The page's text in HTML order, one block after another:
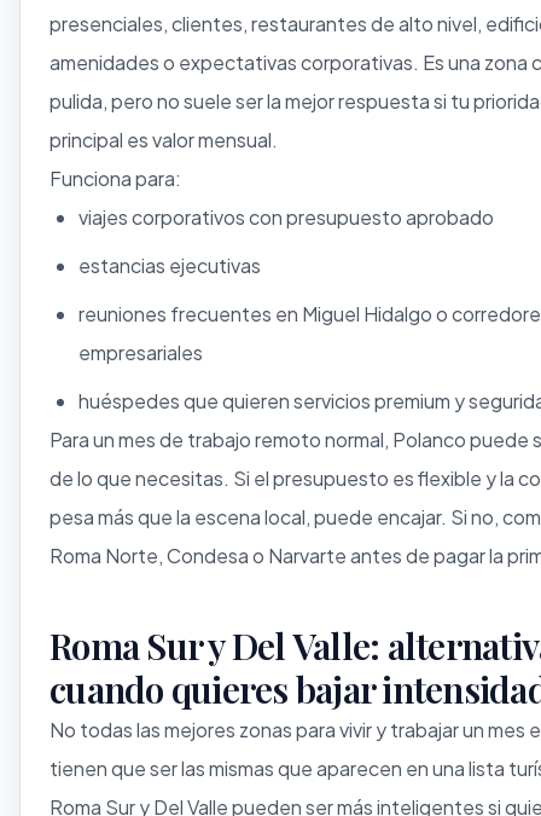
presenciales, clientes, restaurantes de alto nivel,
amenidades o expectativas corporativas. Es una zona
pulida, pero no suele ser la mejor respuesta si tu
principal es valor mensual.
Funciona para:
viajes corporativos con presupuesto aprobado
estancias ejecutivas
reuniones frecuentes en Miguel Hidalgo o
empresariales
huéspedes que quieren servicios premium y
Para un mes de trabajo remoto normal, Polanco puede
de lo que necesitas. Si el presupuesto es flexible y la
pesa más que la escena local, puede encajar. Si no,
Roma Norte, Condesa o Narvarte antes de pagar la
Roma Sur y Del Valle:
cuando quieres bajar
No todas las mejores zonas para vivir y trabajar un mes
tienen que ser las mismas que aparecen en una lista
Roma Sur y Del Valle pueden ser más inteligentes si